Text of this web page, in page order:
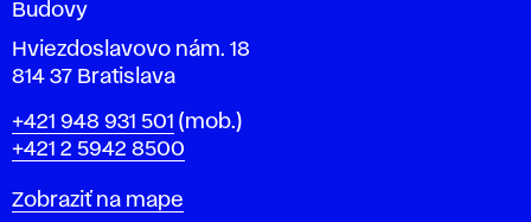
í
v
r
a
i
Budovy
Hviezdoslavovo nám. 18
814 37 Bratislava
Telefón
+421 948 931 501 (mob.)
+421 2 5942 8500
Mapa
Zobraziť na mape